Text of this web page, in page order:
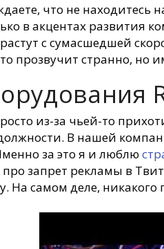
что не
в акцентах развития
с сумасшедшей
прозвучит странно, но
из-за чьей-то
В нашей
за это я и люблю
про запрет рекламы в
На самом деле,